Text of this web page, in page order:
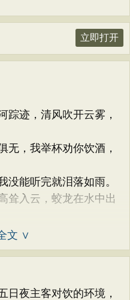
立即打开
踪迹，清风吹开云雾，
无，我举杯劝你饮酒，
没能听完就泪落如雨。
耸入云，蛟龙在水中出
文 ∨
夜主客对饮的环境，